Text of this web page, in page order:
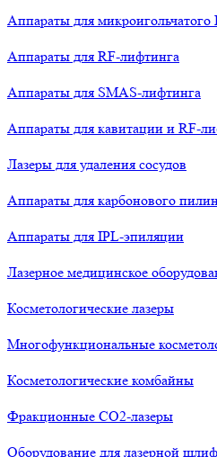
Аппараты для микроигольчатого
Аппараты для RF-лифтинга
Аппараты для SMAS-лифтинга
Аппараты для кавитации и RF-
Лазеры для удаления сосудов
Аппараты для карбонового
Аппараты для IPL-эпиляции
Лазерное медицинское
Косметологические лазеры
Многофункциональные
Косметологические комбайны
Фракционные СО2-лазеры
Оборудование для лазерной